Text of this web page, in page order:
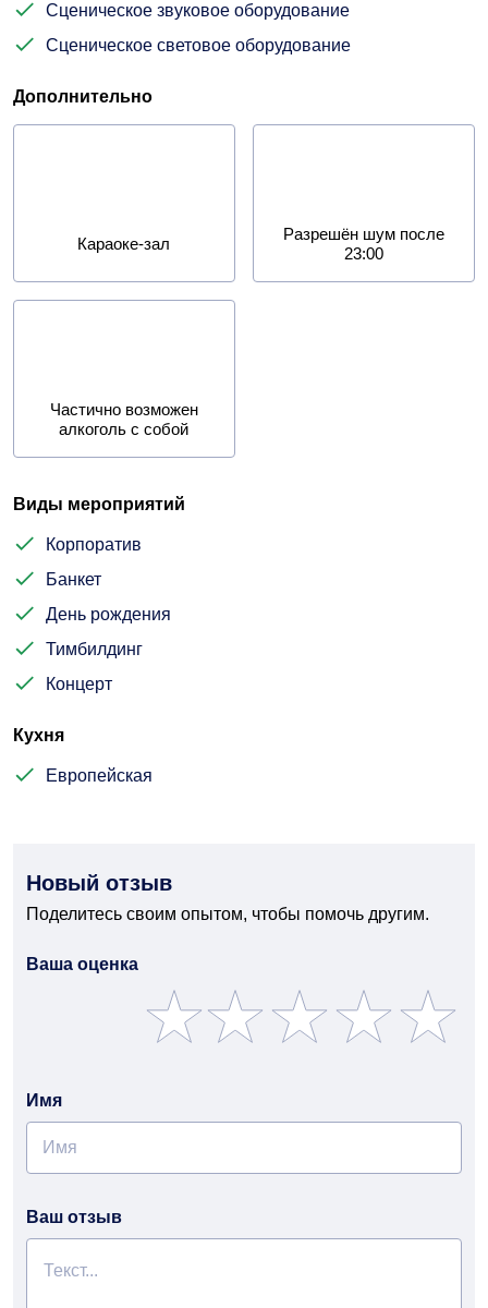
Сценическое звуковое оборудование
Сценическое световое оборудование
Дополнительно
Караоке-зал
Разрешён шум после
23:00
Частично возможен
алкоголь с собой
Виды мероприятий
Корпоратив
Банкет
День рождения
Тимбилдинг
Концерт
Кухня
Европейская
Новый отзыв
Поделитесь своим опытом, чтобы помочь другим.
Ваша оценка
Имя
Ваш отзыв